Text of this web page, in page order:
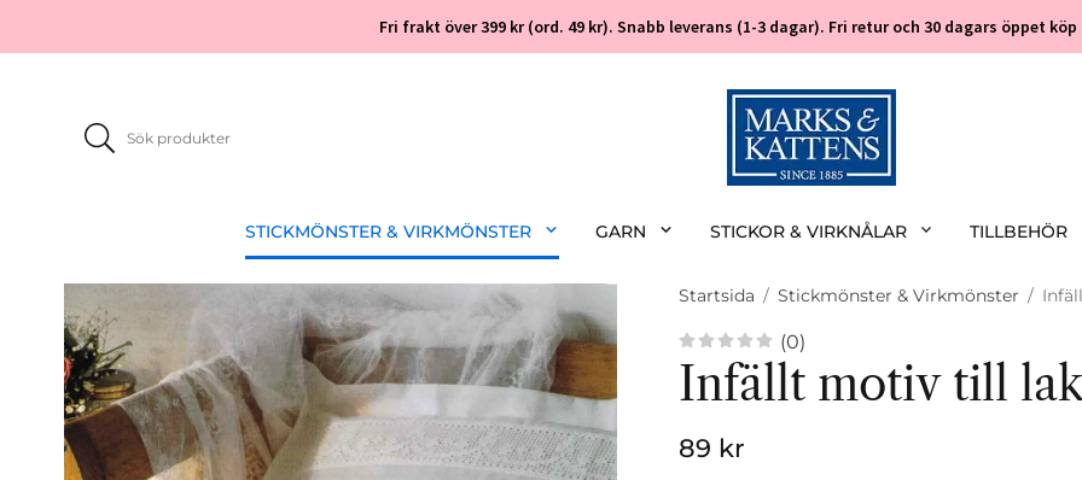
Fri frakt över 399 kr (ord. 49 kr). Snabb leverans (1-3 dagar). Fri retur och 30 dagars öppet
STICKMÖNSTER & VIRKMÖNSTER GARN STICKOR & VIRKNÅLAR TILLBEHÖR
Startsida / Stickmönster & Virkmönster /
(0)
Infällt motiv till
89 kr